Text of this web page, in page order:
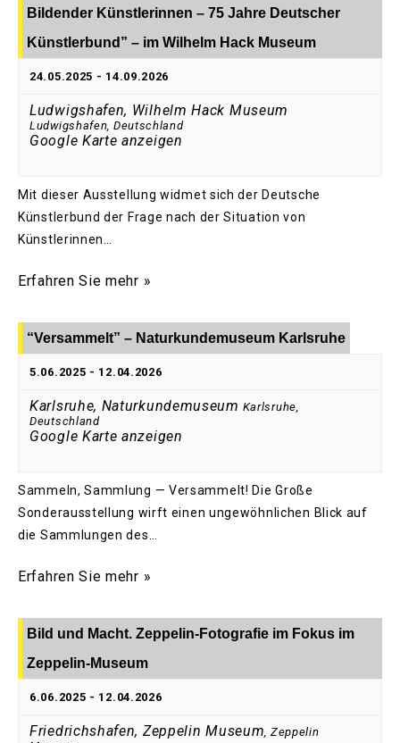
Bildender Künstlerinnen – 75 Jahre Deutscher
Künstlerbund” – im Wilhelm Hack Museum
24.05.2025 - 14.09.2026
Ludwigshafen, Wilhelm Hack Museum
Ludwigshafen, Deutschland
Google Karte anzeigen
Mit dieser Ausstellung widmet sich der Deutsche
Künstlerbund der Frage nach der Situation von
Künstlerinnen…
Erfahren Sie mehr »
“Versammelt” – Naturkundemuseum Karlsruhe
5.06.2025 - 12.04.2026
Karlsruhe, Naturkundemuseum Karlsruhe,
Deutschland
Google Karte anzeigen
Sammeln, Sammlung — Versammelt! Die Große
Sonderausstellung wirft einen ungewöhnlichen Blick auf
die Sammlungen des…
Erfahren Sie mehr »
Bild und Macht. Zeppelin-Fotografie im Fokus im
Zeppelin-Museum
6.06.2025 - 12.04.2026
Friedrichshafen, Zeppelin Museum, Zeppelin